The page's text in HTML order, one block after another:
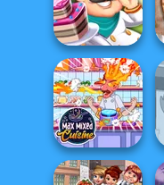
Cooking Festival
Cake Shop